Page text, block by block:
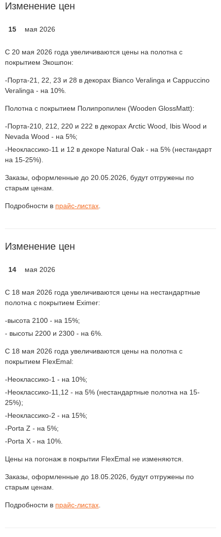
Изменение цен
15 мая 2026
С 20 мая 2026 года увеличиваются цены на полотна с
покрытием Экошпон:
Порта-21, 22, 23 и 28 в декорах Bianco Veralinga и Cappuccino
Veralinga - на 10%.
Полотна с покрытием Полипропилен (Wooden GlossMatt):
Порта-210, 212, 220 и 222 в декорах Arctic Wood, Ibis Wood и
Nevada Wood - на 5%;
Неоклассико-11 и 12 в декоре Natural Oak - на 5% (нестандарт
на 15-25%).
Заказы, оформленные до 20.05.2026, будут отгружены по
старым ценам.
Подробности в прайс-листах
Изменение цен
14 мая 2026
С 18 мая 2026 года увеличиваются цены на нестандартные
полотна с покрытием Eximer:
высота 2100 - на 15%;
высоты 2200 и 2300 - на 6%.
С 18 мая 2026 года увеличиваются цены на полотна с
покрытием FlexEmal:
Неоклассико-1 - на 10%;
Неоклассико-11,12 - на 5% (нестандартные полотна на 15-
25%);
Неоклассико-2 - на 15%;
Porta Z - на 5%;
Porta X - на 10%.
Цены на погонаж в покрытии FlexEmal не изменяются.
Заказы, оформленные до 18.05.2026, будут отгружены по
старым ценам.
Подробности в прайс-листах